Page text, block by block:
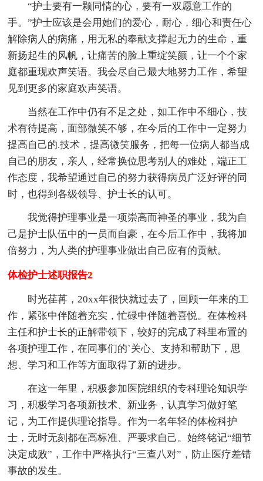
“护士要有一颗同情的心，要有一双愿意工作的
手。”护士应该是会用她们的爱心，耐心，细心和责任心
解除病人的病痛，用无私的奉献支撑起无力的生命，重
新扬起生的风帆，让痛苦的脸上重绽笑颜，让一个个家
庭都重现欢声笑语。我会尽自己最大地努力工作，希望
见到更多的家庭欢声笑语。
当然在工作中仍有不足之处，如工作中不细心，技
术有待提高，面部微笑不够，在今后的工作中一定努力
提高自己的.技术，提高微笑服务，把每一位病人都当成
自己的朋友，亲人，经常换位思考别人的难处，端正工
作态度，我希望通过自己的努力获得病员广泛好评的同
时，也得到各级领导、护士长的认可。
我觉得护理事业是一项崇高而神圣的事业，我为自
己是护士队伍中的一员而自豪，在今后工作中，我将加
倍努力，为人类的护理事业做出自己应有的贡献。
体检护士述职报告2
时光荏苒，20xx年很快就过去了，回顾一年来的工
作，紧张中伴随着充实，忙碌中伴随着喜悦。在体检科
主任和护士长的正解带领下，较好的完成了科里布置的
各项护理工作，在同事们的`关心、支持和帮助下，思
想、学习和工作等方面取得了新的进步。
在这一年里，积极参加医院组织的专科理论知识学
习，积极学习各项新技术、新业务，认真学习做好笔
记，为工作提供理论指导。作为一名年轻的体检科护
士，无时无刻都在高标准、严要求自己。始终铭记“细节
决定成败”，工作中严格执行“三查八对”，防止医疗差错
事故的发生。